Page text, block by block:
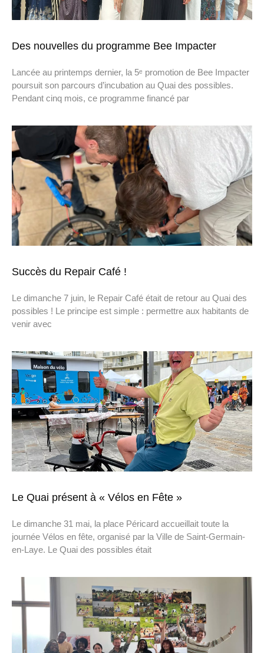
Des nouvelles du programme Bee Impacter
Lancée au printemps dernier, la 5ᵉ promotion de Bee Impacter
poursuit son parcours d’incubation au Quai des possibles.
Pendant cinq mois, ce programme financé par
Succès du Repair Café !
Le dimanche 7 juin, le Repair Café était de retour au Quai des
possibles ! Le principe est simple : permettre aux habitants de
venir avec
Le Quai présent à « Vélos en Fête »
Le dimanche 31 mai, la place Péricard accueillait toute la
journée Vélos en fête, organisé par la Ville de Saint-Germain-
en-Laye. Le Quai des possibles était